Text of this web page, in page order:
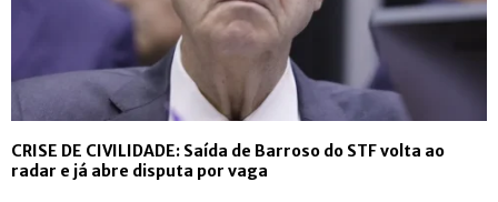
CRISE DE CIVILIDADE: Saída de Barroso do STF volta ao
radar e já abre disputa por vaga